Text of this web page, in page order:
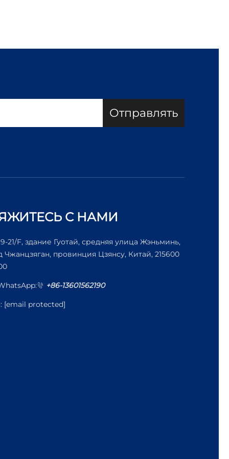
Отправлять
С НАМИ
21/F, здание Гуотай, средняя улица Жэньминь,
Чжанцзяган, провинция Цзянсу, Китай, 215600
+86-13601562190
[email protected]